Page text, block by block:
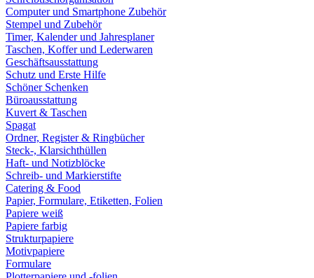
Computer und Smartphone Zubehör
Stempel und Zubehör
Timer, Kalender und Jahresplaner
Taschen, Koffer und Lederwaren
Geschäftsausstattung
Schutz und Erste Hilfe
Schöner Schenken
Büroausstattung
Kuvert & Taschen
Spagat
Ordner, Register & Ringbücher
Steck-, Klarsichthüllen
Haft- und Notizblöcke
Schreib- und Markierstifte
Catering & Food
Papier, Formulare, Etiketten, Folien
Papiere weiß
Papiere farbig
Strukturpapiere
Motivpapiere
Formulare